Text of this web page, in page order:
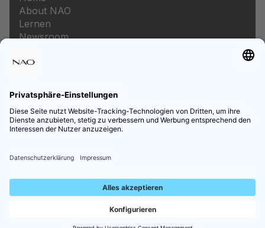
About NAO
Lernen
Newsroom
Rechtliches
Datenschutz
Datenschutzeinstellungen
Preis- und Leistungsverzeichnis
Informationen zur Barrierefreiheit
Copyright © NAO Co-Investment GmbH | Alle Rechte